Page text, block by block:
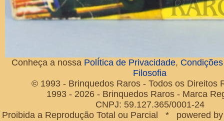
Conheça a nossa PolÍtica de Privacidade,
Filosofia
© 1993 - Brinquedos Raros - Todos os Direitos
1993 - 2026 - Brinquedos Raros - Marca
CNPJ: 59.127.365/0001-24
Proibida a Reprodução Total ou Parcial * powered